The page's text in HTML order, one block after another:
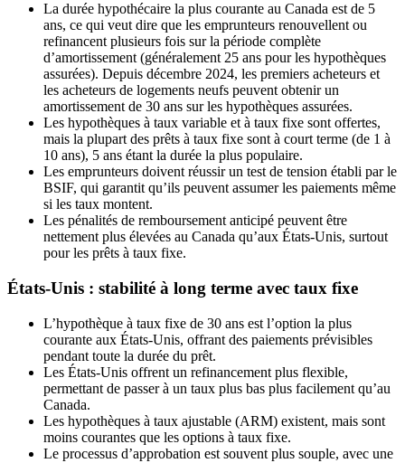
La durée hypothécaire la plus courante au Canada est de 5
ans, ce qui veut dire que les emprunteurs renouvellent ou
refinancent plusieurs fois sur la période complète
d’amortissement (généralement 25 ans pour les hypothèques
assurées). Depuis décembre 2024, les premiers acheteurs et
les acheteurs de logements neufs peuvent obtenir un
amortissement de 30 ans sur les hypothèques assurées.
Les hypothèques à taux variable et à taux fixe sont offertes,
mais la plupart des prêts à taux fixe sont à court terme (de 1 à
10 ans), 5 ans étant la durée la plus populaire.
Les emprunteurs doivent réussir un test de tension établi par le
BSIF, qui garantit qu’ils peuvent assumer les paiements même
si les taux montent.
Les pénalités de remboursement anticipé peuvent être
nettement plus élevées au Canada qu’aux États-Unis, surtout
pour les prêts à taux fixe.
États-Unis : stabilité à long terme avec taux fixe
L’hypothèque à taux fixe de 30 ans est l’option la plus
courante aux États-Unis, offrant des paiements prévisibles
pendant toute la durée du prêt.
Les États-Unis offrent un refinancement plus flexible,
permettant de passer à un taux plus bas plus facilement qu’au
Canada.
Les hypothèques à taux ajustable (ARM) existent, mais sont
moins courantes que les options à taux fixe.
Le processus d’approbation est souvent plus souple, avec une